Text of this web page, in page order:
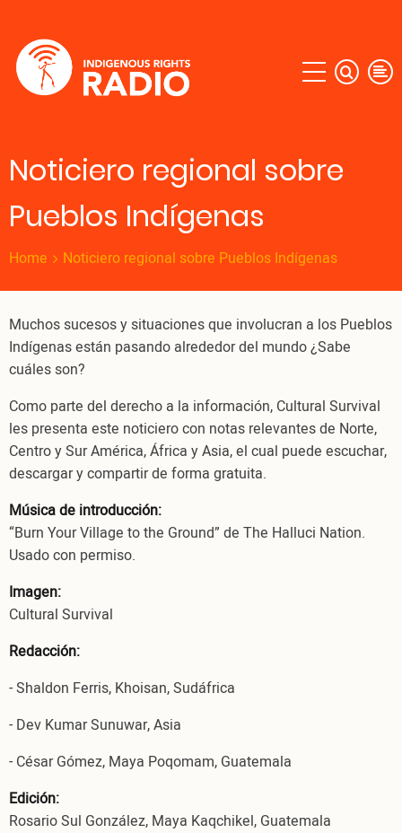
main
content
Noticiero regional sobre
Pueblos Indígenas
Home Noticiero regional sobre Pueblos Indígenas
Muchos sucesos y situaciones que involucran a los Pueblos
Indígenas están pasando alrededor del mundo ¿Sabe
cuáles son?
Como parte del derecho a la información, Cultural Survival
les presenta este noticiero con notas relevantes de Norte,
Centro y Sur América, África y Asia, el cual puede escuchar,
descargar y compartir de forma gratuita.
Música de introducción:
“Burn Your Village to the Ground” de The Halluci Nation.
Usado con permiso.
Imagen:
Cultural Survival
Redacción:
- Shaldon Ferris, Khoisan, Sudáfrica
- Dev Kumar Sunuwar, Asia
- César Gómez, Maya Poqomam, Guatemala
Edición:
Rosario Sul González, Maya Kaqchikel, Guatemala